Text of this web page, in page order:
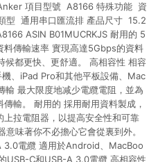
項目型號 ‎ A8166 特殊功能 ‎ 資
型 ‎ 通用串口匯流排 產品尺寸 ‎ 15.2
ASIN B01MUCRKJS 耐用的 5
傳輸速率 實現高達5Gbps的資料
候都更快、更舒適。 高相容性 相容
、iPad Pro和其他平板設備、Mac
最大限度地减少電纜電阻，並為
輸。 耐用的 採用耐用資料製成，
拉電阻器，以提高安全性和可靠
味著你不必擔心它會從裏到外。
電纜 適用於Android、MacBoo
USB-C和USB-A 3.0電纜 高相容性